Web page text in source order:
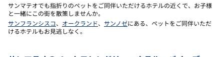
サンマテオでも指折りのペットをご同伴いただけるホテルの近くで、お子様
と一緒にこの街を散策しませんか。
サンフランシスコ、 オークランド、 サンノゼにある、ペットをご同伴いただ
けるホテルもお見逃しなく。